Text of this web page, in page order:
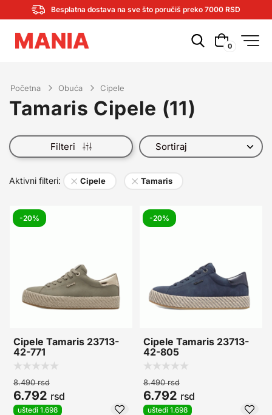
Besplatna dostava na sve što poručiš preko 7000 RSD
0
Početna Obuća Cipele
Tamaris Cipele (11)
Filteri
Aktivni filteri: × Cipele × Tamaris
-20%
Cipele Tamaris 23713-
42-771
8.490rsd
6.792 rsd
uštedi 1.698
-20%
Cipele Tamaris 23713-
42-805
8.490rsd
6.792 rsd
uštedi 1.698